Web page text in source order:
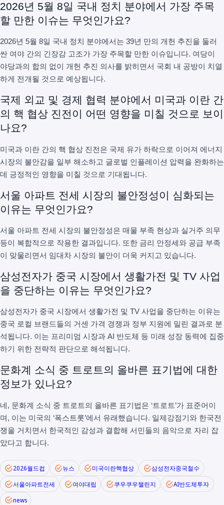
2026년 5월 8일 국내 정치 분야에서 가장 주목
할 만한 이슈는 무엇인가요?
2026년 5월 8일 국내 정치 분야에서는 39년 만의 개헌 추진을 둘러
싼 여야 간의 긴장감 고조가 가장 주목할 만한 이슈입니다. 여당이
야당과의 합의 없이 개헌 추진 의사를 밝히면서 국회 내 공방이 치열
하게 전개될 것으로 예상됩니다.
국제 외교 및 경제 협력 분야에서 미국과 이란 간
의 핵 협상 진전이 어떤 영향을 미칠 것으로 보이
나요?
미국과 이란 간의 핵 협상 진전은 국제 유가 하락으로 이어져 에너지
시장의 불안감을 일부 해소하고 글로벌 인플레이션 압력을 완화하는
데 긍정적인 영향을 미칠 것으로 기대됩니다.
서울 아파트 전세 시장의 불안정성이 심화되는
이유는 무엇인가요?
서울 아파트 전세 시장의 불안정성은 매물 부족 현상과 실거주 의무
등이 복합적으로 작용한 결과입니다. 또한 금리 안정세와 공급 부족
이 맞물리면서 임대차 시장의 불안이 더욱 커지고 있습니다.
삼성전자가 중국 시장에서 생활가전 및 TV 사업
을 중단하는 이유는 무엇인가요?
삼성전자가 중국 시장에서 생활가전 및 TV 사업을 중단하는 이유는
중국 로컬 브랜드들의 거센 가격 경쟁과 정부 지원에 밀린 결과로 분
석됩니다. 이는 프리미엄 시장과 AI 반도체 등 미래 성장 동력에 집중
하기 위한 전략적 판단으로 해석됩니다.
문화계 소식 중 트로트의 올바른 표기법에 대한
정보가 있나요?
네, 문화계 소식 중 트로트의 올바른 표기법은 ‘트로트’가 표준어이
며, 이는 미국의 ‘폭스트롯’에서 유래했습니다. 일제강점기와 한국전
쟁을 거치면서 한국적인 감성과 결합해 서민들의 음악으로 자리 잡
았다고 합니다.
2026월드컵 뉴스 미국이란핵협상
삼성전자중국철수
서울아파트전세
여야대립 쿠우쿠우챌린지 AI반도체투자
news